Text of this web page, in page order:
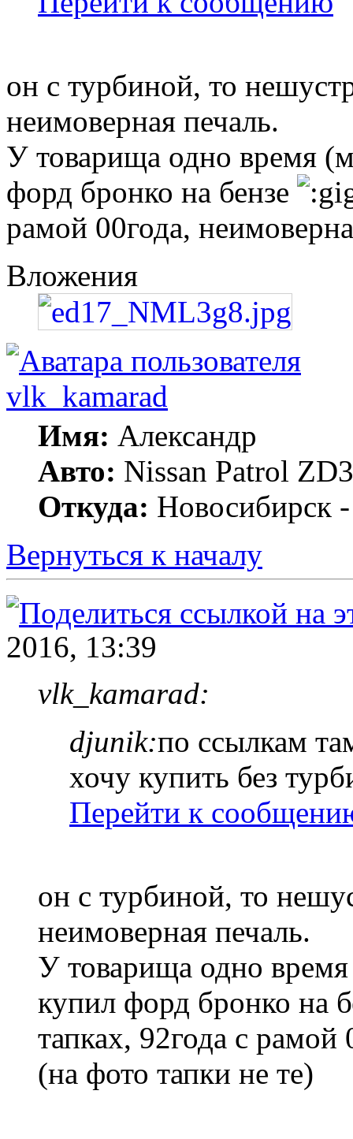
он с турбиной, то
неимоверная печаль.
У товарища одно время
форд бронко на бензе
рамой 00года,
Вложения
vlk_kamarad
Имя: Александр
Авто: Nissan Patrol
Откуда: Новосибирск
Вернуться к началу
2016, 13:39
vlk_kamarad:
djunik:по ссылкам
хочу купить без
Перейти к
он с турбиной, то
неимоверная печаль.
У товарища одно
купил форд бронко на
тапках, 92года с рамой
(на фото тапки не те)